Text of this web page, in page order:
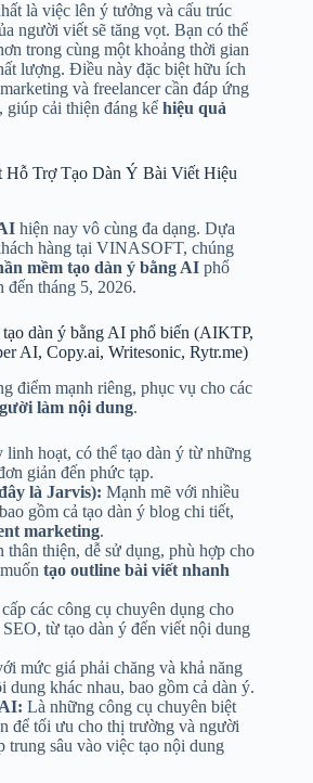
là việc lên ý tưởng và cấu trúc
người viết sẽ tăng vọt. Bạn có thể
trong cùng một khoảng thời gian
lượng. Điều này đặc biệt hữu ích
và freelancer cần đáp ứng
cải thiện đáng kể hiệu quả
Trợ Tạo Dàn Ý Bài Viết Hiệu
hiện nay vô cùng đa dạng. Dựa
hàng tại VINASOFT, chúng
mềm tạo dàn ý bằng AI phổ
đến tháng 5, 2026.
dàn ý bằng AI phổ biến (AIKTP,
AI, Copy.ai, Writesonic, Rytr.me)
điểm mạnh riêng, phục vụ cho các
làm nội dung.
linh hoạt, có thể tạo dàn ý từ những
giản đến phức tạp.
là Jarvis): Mạnh mẽ với nhiều
gồm cả tạo dàn ý blog chi tiết,
marketing.
thân thiện, dễ sử dụng, phù hợp cho
tạo outline bài viết nhanh
các công cụ chuyên dụng cho
từ tạo dàn ý đến viết nội dung
mức giá phải chăng và khả năng
dung khác nhau, bao gồm cả dàn ý.
Là những công cụ chuyên biệt
để tối ưu cho thị trường và người
trung sâu vào việc tạo nội dung